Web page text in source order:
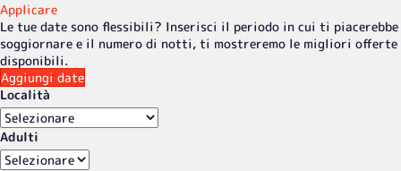
Applicare
Le tue date sono flessibili? Inserisci il periodo in cui ti piacerebbe
soggiornare e il numero di notti, ti mostreremo le migliori offerte
disponibili.
Aggiungi date
Località
Adulti